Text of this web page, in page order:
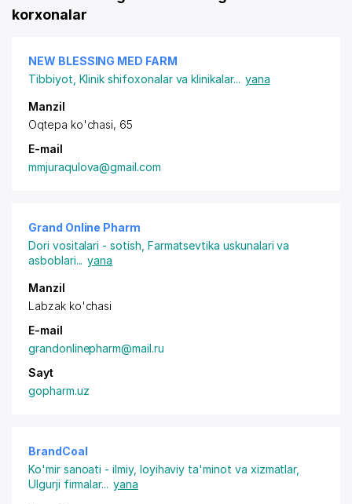
korxonalar
NEW BLESSING MED FARM
Tibbiyot Klinik shifoxonalar va klinikalar... yana
Manzil
Oqtepa ko'chasi, 65
E-mail
mmjuraqulova@gmail.com
Grand Online Pharm
Dori vositalari - sotish Farmatsevtika uskunalari va
asboblari... yana
Manzil
Labzak ko'chasi
E-mail
grandonlinepharm@mail.ru
Sayt
gopharm.uz
BrandCoal
Ko'mir sanoati - ilmiy, loyihaviy ta'minot va xizmatlar,
Ulgurji firmalar... yana